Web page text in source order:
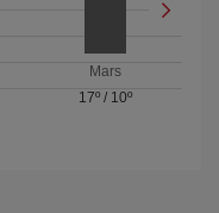
Mars
17º / 10º